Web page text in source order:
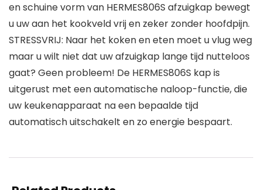
en schuine vorm van HERMES806S afzuigkap bewegt
u uw aan het kookveld vrij en zeker zonder hoofdpijn.
STRESSVRIJ: Naar het koken en eten moet u vlug weg
maar u wilt niet dat uw afzuigkap lange tijd nutteloos
gaat? Geen probleem! De HERMES806S kap is
uitgerust met een automatische naloop-functie, die
uw keukenapparaat na een bepaalde tijd
automatisch uitschakelt en zo energie bespaart.